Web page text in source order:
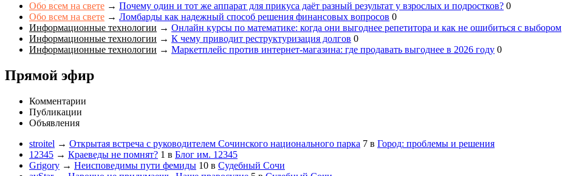
Обо всем на свете → Почему один и тот же аппарат для прикуса даёт разный результат у взрослых и подростков? 0
Обо всем на свете → Ломбарды как надежный способ решения финансовых вопросов 0
Информационные технологии → Онлайн курсы по математике: когда они выгоднее репетитора и как не ошибиться с выбором
Информационные технологии → К чему приводит реструктуризация долгов 0
Информационные технологии → Маркетплейс против интернет-магазина: где продавать выгоднее в 2026 году 0
Прямой эфир
Комментарии
Публикации
Объявления
stroitel → Открытая встреча с руководителем Сочинского национального парка 7 в Город: проблемы и решения
12345 → Краеведы не помнят? 1 в Блог им. 12345
Grigory → Неисповедимы пути фемиды 10 в Судебный Сочи